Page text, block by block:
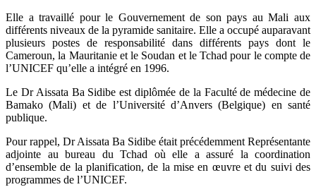
Elle a travaillé pour le Gouvernement de son pays au Mali aux
différents niveaux de la pyramide sanitaire. Elle a occupé auparavant
plusieurs postes de responsabilité dans différents pays dont le
Cameroun, la Mauritanie et le Soudan et le Tchad pour le compte de
l’UNICEF qu’elle a intégré en 1996.
Le Dr Aissata Ba Sidibe est diplômée de la Faculté de médecine de
Bamako (Mali) et de l’Université d’Anvers (Belgique) en santé
publique.
Pour rappel, Dr Aissata Ba Sidibe était précédemment Représentante
adjointe au bureau du Tchad où elle a assuré la coordination
d’ensemble de la planification, de la mise en œuvre et du suivi des
programmes de l’UNICEF.